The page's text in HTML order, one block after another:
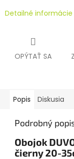
Detailné informácie
OPÝTAŤ SA
Popis Diskusia
Podrobný
Obojok
čierny 20-